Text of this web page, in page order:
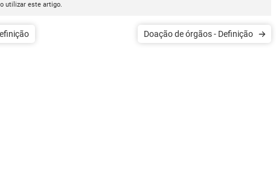
utilizar este artigo.
cirúrgica - Definição Doação de órgãos - Definição